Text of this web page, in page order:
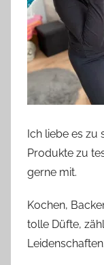
Ich liebe es zu
Produkte zu
gerne mit.
Kochen,
tolle Düfte,
Leidenschaften.